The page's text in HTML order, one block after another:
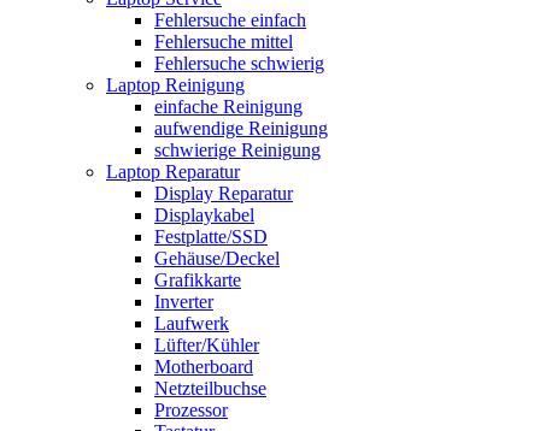
Fehlersuche einfach
Fehlersuche mittel
Fehlersuche schwierig
Laptop Reinigung
einfache Reinigung
aufwendige Reinigung
schwierige Reinigung
Laptop Reparatur
Display Reparatur
Displaykabel
Festplatte/SSD
Gehäuse/Deckel
Grafikkarte
Inverter
Laufwerk
Lüfter/Kühler
Motherboard
Netzteilbuchse
Prozessor